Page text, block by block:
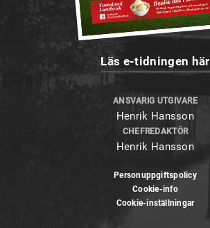
Läs e-tidningen här
ANSVARIG UTGIVARE
Henrik Hansson
CHEFREDAKTÖR
Henrik Hansson
Personuppgiftspolicy
Cookie-info
Cookie-inställningar